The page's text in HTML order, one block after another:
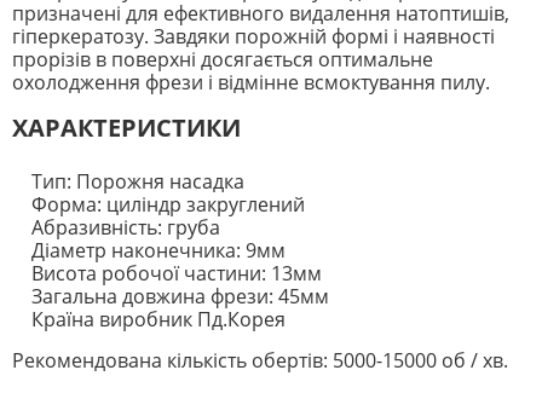
призначені для ефективного видалення натоптишів,
гіперкератозу. Завдяки порожній формі і наявності
прорізів в поверхні досягається оптимальне
охолодження фрези і відмінне всмоктування пилу.
ХАРАКТЕРИСТИКИ
Тип: Порожня насадка
Форма: циліндр закруглений
Абразивність: груба
Діаметр наконечника: 9мм
Висота робочої частини: 13мм
Загальна довжина фрези: 45мм
Країна виробник Пд.Корея
Рекомендована кількість обертів: 5000-15000 об / хв.